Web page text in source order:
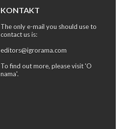
KONTAKT
The only e-mail you should use to
contact us is:
editors@igrorama.com
To find out more, please visit 'O
nama'.